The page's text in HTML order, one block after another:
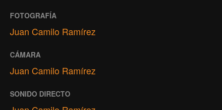
FOTOGRAFÍA
Juan Camilo Ramírez
CÁMARA
Juan Camilo Ramírez
SONIDO DIRECTO